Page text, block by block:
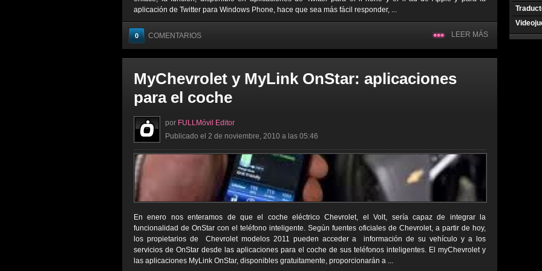
aplicación de Twitter para Windows Phone, hace que sea más fácil responder, ...
0 COMENTARIOS LEER MÁS
MyChevrolet y MyLink OnStar: aplicaciones
para el coche
por FULLMóvil Editor
Publicado el 2 de noviembre, 2010 a las 05:46
En enero nos enteramos de que el coche eléctrico Chevrolet, el Volt, sería capaz de integrar la
funcionalidad de OnStar con el teléfono inteligente. Según fuentes oficiales de Chevrolet, a partir de hoy,
los propietarios de Chevrolet modelos 2011 pueden acceder a información de su vehículo y a los
servicios de OnStar desde las aplicaciones para el coche de sus teléfonos inteligentes. El myChevrolet y
las aplicaciones MyLink OnStar, disponibles gratuitamente, proporcionarán a ...